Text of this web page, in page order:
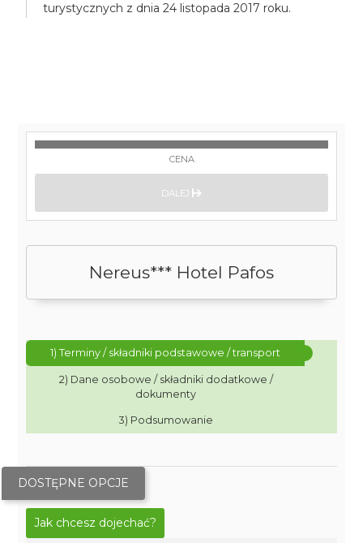
turystycznych z dnia 24 listopada 2017 roku.
Nereus*** Hotel Pafos
1) Terminy / składniki podstawowe / transport
2) Dane osobowe / składniki dodatkowe /
dokumenty
3) Podsumowanie
DOSTĘPNE OPCJE
Jak chcesz dojechać?
CENA
DALEJ